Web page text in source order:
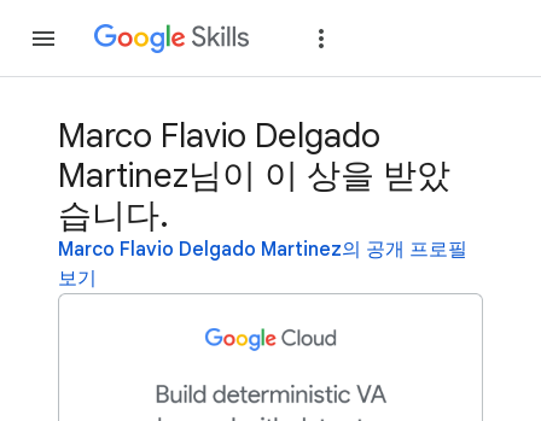
Marco Flavio Delgado
Martinez님이 이 상을 받았
습니다.
Marco Flavio Delgado Martinez의 공개 프로필
보기